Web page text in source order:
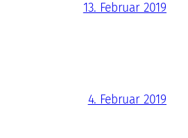
13. Februar 2019
4. Februar 2019